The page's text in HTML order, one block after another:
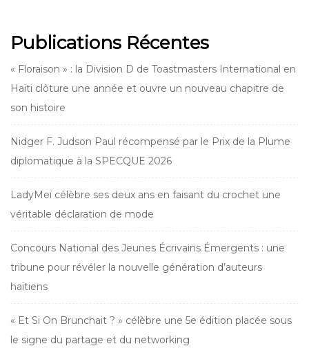
Publications Récentes
« Floraison » : la Division D de Toastmasters International en
Haïti clôture une année et ouvre un nouveau chapitre de
son histoire
Nidger F. Judson Paul récompensé par le Prix de la Plume
diplomatique à la SPECQUE 2026
LadyMeï célèbre ses deux ans en faisant du crochet une
véritable déclaration de mode
Concours National des Jeunes Écrivains Émergents : une
tribune pour révéler la nouvelle génération d’auteurs
haïtiens
« Et Si On Brunchait ? » célèbre une 5e édition placée sous
le signe du partage et du networking